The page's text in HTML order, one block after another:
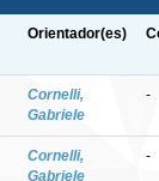
Orientador(es)
Cornelli,
Gabriele
-
Cornelli,
Gabriele
-